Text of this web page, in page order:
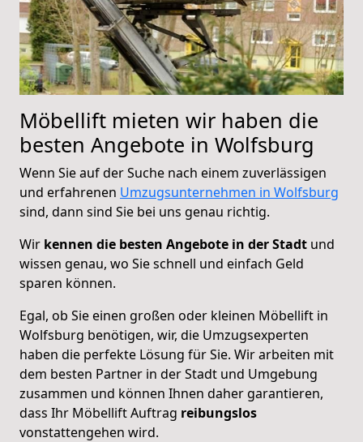
Möbellift mieten wir haben die
besten Angebote in Wolfsburg
Wenn Sie auf der Suche nach einem zuverlässigen
und erfahrenen Umzugsunternehmen in Wolfsburg
sind, dann sind Sie bei uns genau richtig.
Wir kennen die besten Angebote in der Stadt und
wissen genau, wo Sie schnell und einfach Geld
sparen können.
Egal, ob Sie einen großen oder kleinen Möbellift in
Wolfsburg benötigen, wir, die Umzugsexperten
haben die perfekte Lösung für Sie. Wir arbeiten mit
dem besten Partner in der Stadt und Umgebung
zusammen und können Ihnen daher garantieren,
dass Ihr Möbellift Auftrag reibungslos
vonstattengehen wird.